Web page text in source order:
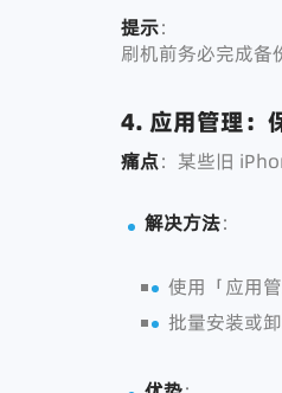
提示：
刷机前务必完成备
4. 应用管理：
痛点：某些旧
解决方法：
使用「应用
批量安装或